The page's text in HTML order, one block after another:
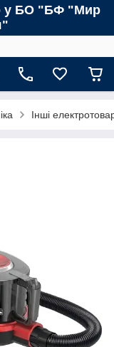
у БО "БФ "Мир
Інші